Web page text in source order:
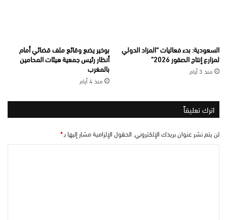
السعودية: بدء فعاليات “المزاد الدولي
لمزارع إنتاج الصقور 2026”
منذ 3 أيام
بوخير يضع وقائع ملف قضائي أمام
أنظار رئيس جمعية هيئات المحامين
بالمغرب
منذ 4 أيام
اترك تعليقاً
لن يتم نشر عنوان بريدك الإلكتروني. الحقول الإلزامية مشار إليها بـ*